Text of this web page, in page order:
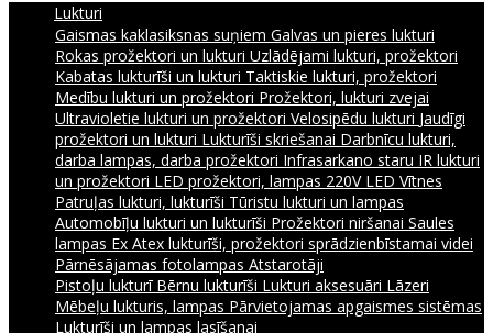
Lukturi
Gaismas kaklasiksnas suņiem Galvas un pieres lukturi
Rokas prožektori un lukturi Uzlādējami lukturi, prožektori
Kabatas lukturīši un lukturi Taktiskie lukturi, prožektori
Medību lukturi un prožektori Prožektori, lukturi zvejai
Ultravioletie lukturi un prožektori Velosipēdu lukturi Jaudīgi
prožektori un lukturi Lukturīši skriešanai Darbnīcu lukturi,
darba lampas, darba prožektori Infrasarkano staru IR lukturi
un prožektori LED prožektori, lampas 220V LED Vītnes
Patruļas lukturi, lukturīši Tūristu lukturi un lampas
Automobīļu lukturi un lukturīši Prožektori niršanai Saules
lampas Ex Atex lukturīši, prožektori sprādzienbīstamai videi
Pārnēsājamas fotolampas Atstarotāji
Pistoļu lukturī Bērnu lukturīši Lukturi aksesuāri Lāzeri
Mēbeļu lukturis, lampas Pārvietojamas apgaismes sistēmas
Lukturīši un lampas lasīšanai